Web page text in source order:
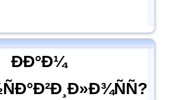
ÐÐ°Ð¼